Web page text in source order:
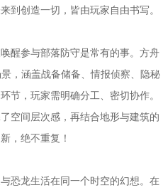
到创造一切，皆由玩家自由书写。
醒参与部落防守是常有的事。方舟
，涵盖战备储备、情报侦察、隐秘
节，玩家需明确分工、密切协作。
空间层次感，再结合地形与建筑的
，绝不重复！
恐龙生活在同一个时空的幻想。在